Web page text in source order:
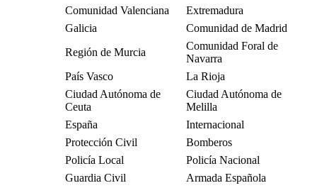
Comunidad Valenciana
Extremadura
Galicia
Comunidad de Madrid
Región de Murcia
Comunidad Foral de
Navarra
País Vasco
La Rioja
Ciudad Autónoma de
Ceuta
Ciudad Autónoma de
Melilla
España
Internacional
Protección Civil
Bomberos
Policía Local
Policía Nacional
Guardia Civil
Armada Española